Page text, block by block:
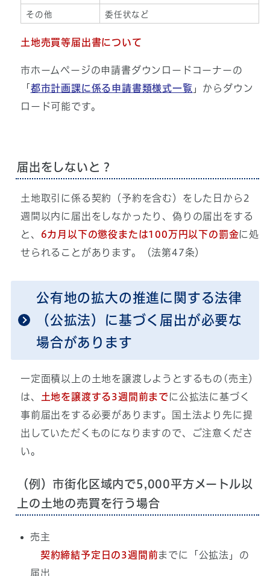
その他 委任状など
土地売買等届出書について
市ホームページの申請書ダウンロードコーナーの
「 都市計画課に係る申請書類様式一覧 」からダウン
ロード可能です。
届出をしないと？
土地取引に係る契約（予約を含む）をした日から2
週間以内に届出をしなかったり、偽りの届出をする
と、 6カ月以下の懲役または100万円以下の罰金に処
せられることがあります。（法第47条）
公有地の拡大の推進に関する法律
（公拡法）に基づく届出が必要な
場合があります
一定面積以上の土地を譲渡しようとするもの(売主）
は、
土地を譲渡する3週間前までに公拡法に基づく
事前届出をする必要があります。国土法より先に提
出していただくものになりますので、ご注意くださ
い。
（例）市街化区域内で5,000平方メートル以
上の土地の売買を行う場合
売主
契約締結予定日の3週間前までに「公拡法」の
届出